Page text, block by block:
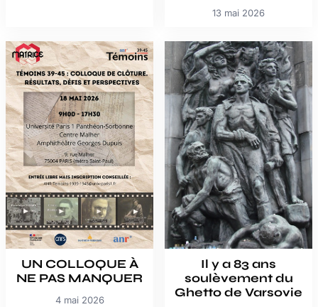
13 mai 2026
UN COLLOQUE À
NE PAS MANQUER
4 mai 2026
Il y a 83 ans
soulèvement du
Ghetto de Varsovie